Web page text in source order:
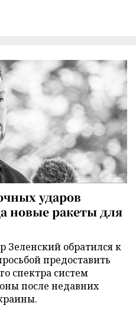
ударов
новые ракеты для
Зеленский обратился к
предоставить
спектра систем
после недавних